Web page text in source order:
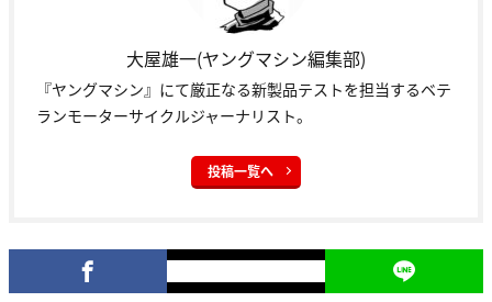
大屋雄一(ヤングマシン編集部)
『ヤングマシン』にて厳正なる新製品テストを担当するベテ
ランモーターサイクルジャーナリスト。
投稿一覧へ